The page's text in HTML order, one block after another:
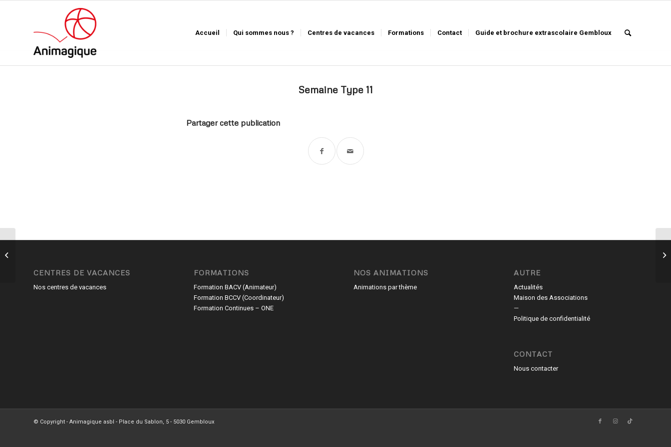
Accueil Qui sommes nous ? Centres de vacances Formations Contact Guide et brochure extrascolaire Gembloux
Semaine Type 11
Partager cette publication
CENTRES DE VACANCES
Nos centres de vacances
FORMATIONS
Formation BACV (Animateur)
Formation BCCV (Coordinateur)
Formation Continues – ONE
NOS ANIMATIONS
Animations par thème
AUTRE
Actualités
Maison des Associations
—
Politique de confidentialité
CONTACT
Nous contacter
© Copyright - Animagique asbl - Place du Sablon, 5 - 5030 Gembloux